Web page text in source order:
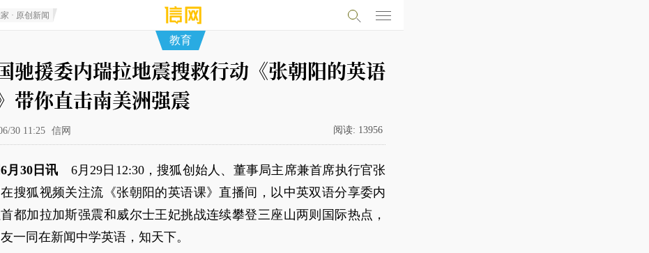
· 原创新闻
教育
驰援委内瑞拉地震搜救行动《张朝阳的英语
带你直击南美洲强震
30 11:25 信网 阅读: 13956
月30日讯 6月29日12:30，搜狐创始人、董事局主席兼首席执行官张
搜狐视频关注流《张朝阳的英语课》直播间，以中英双语分享委内
都加拉加斯强震和威尔士王妃挑战连续攀登三座山两则国际热点，
一同在新闻中学英语，知天下。